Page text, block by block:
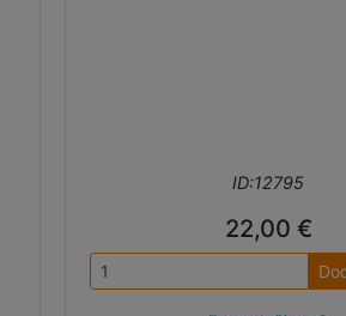
ID:12795
22,00 €